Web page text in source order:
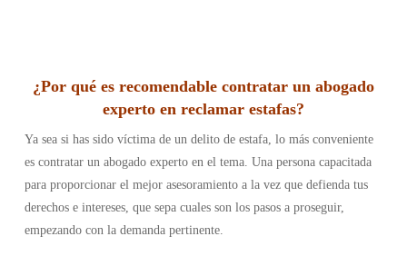
¿Por qué es recomendable contratar un abogado
experto en reclamar estafas?
Ya sea si has sido víctima de un delito de estafa, lo más conveniente
es contratar un abogado experto en el tema. Una persona capacitada
para proporcionar el mejor asesoramiento a la vez que defienda tus
derechos e intereses, que sepa cuales son los pasos a proseguir,
empezando con la demanda pertinente.